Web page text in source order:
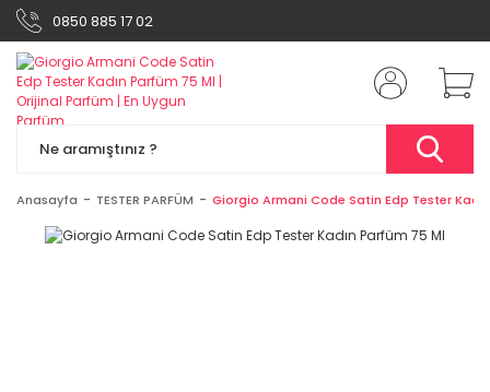
0850 885 17 02
Anasayfa TESTER PARFÜM Giorgio Armani Code Satin Edp Tester